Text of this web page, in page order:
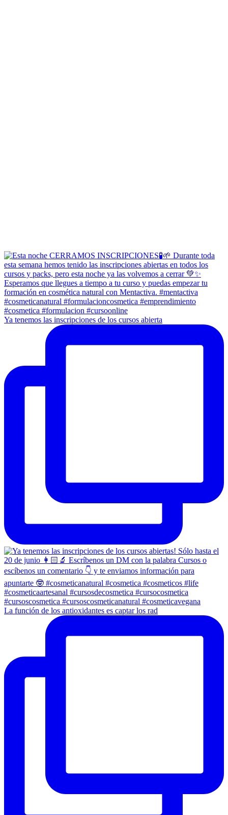
Ya tenemos las inscripciones de los cursos abierta
La función de los antioxidantes es captar los rad